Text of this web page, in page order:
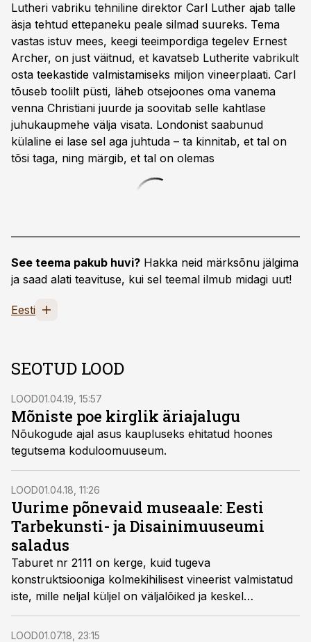
Lutheri vabriku tehniline direktor Carl Luther ajab talle
äsja tehtud ette­paneku peale silmad suureks. Tema
vastas istuv mees, keegi teeimpordiga tegelev Ernest
Archer, on just väitnud, et kavatseb Lutherite vabrikult
osta teekastide valmistamiseks miljon vineerplaati. Carl
tõuseb toolilt püsti, läheb otsejoones oma vanema
venna Christiani juurde ja soovitab selle kahtlase
juhukaupmehe välja visata. Londonist saabunud
külaline ei lase sel aga juhtuda – ta kinnitab, et tal on
tõsi taga, ning märgib, et tal on olemas
See teema pakub huvi? Hakka neid märksõnu jälgima
ja saad alati teavituse, kui sel teemal ilmub midagi uut!
Eesti
SEOTUD LOOD
LOOD01.04.19, 15:57
Mõniste poe kirglik äriajalugu
Nõukogude ajal asus kaupluseks ehitatud hoones
tegutsema koduloomuuseum.
LOOD01.04.18, 11:26
Uurime põnevaid museaale: Eesti
Tarbekunsti- ja Disainimuuseumi
saladus
Taburet nr 2111 on kerge, kuid tugeva
konstruktsiooniga kolmekihilisest vineerist valmistatud
iste, mille neljal küljel on väljalõiked ja keskel
liblikmutriga kinnitatud kergelt nõgusaks pressitud
istmeplaat.
LOOD01.07.18, 23:15